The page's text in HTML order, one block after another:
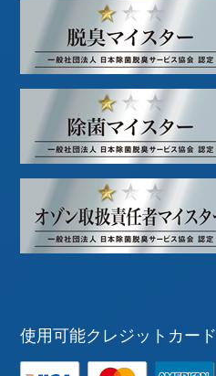
使用可能クレジットカード